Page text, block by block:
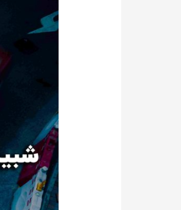
و
بهینه‌سازی
راهکارهای
نوین
مدیریت
ترافیک